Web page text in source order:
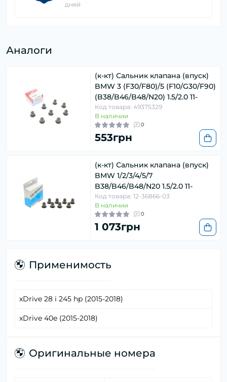
дней
Аналоги
(к-кт) Сальник клапана (впуск)
BMW 3 (F30/F80)/5 (F10/G30/F90)
(B38/B46/B48/N20) 1.5/2.0 11-
Код товара: 49375329
В наличии
0
553грн
(к-кт) Сальник клапана (впуск)
BMW 1/2/3/4/5/7
B38/B46/B48/N20 1.5/2.0 11-
Код товара: 12-36866-03
В наличии
0
1 073грн
Применимость
xDrive 28 i 245 hp (2015-2018)
xDrive 40e (2015-2018)
Оригинальные номера